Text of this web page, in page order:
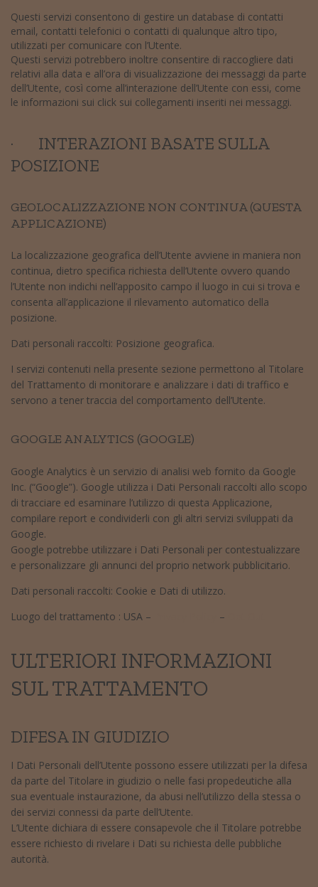
Questi servizi consentono di gestire un database di contatti
email, contatti telefonici o contatti di qualunque altro tipo,
utilizzati per comunicare con l’Utente.
Questi servizi potrebbero inoltre consentire di raccogliere dati
relativi alla data e all’ora di visualizzazione dei messaggi da parte
dell’Utente, così come all’interazione dell’Utente con essi, come
le informazioni sui click sui collegamenti inseriti nei messaggi.
· INTERAZIONI BASATE SULLA
POSIZIONE
GEOLOCALIZZAZIONE NON CONTINUA (QUESTA
APPLICAZIONE)
La localizzazione geografica dell’Utente avviene in maniera non
continua, dietro specifica richiesta dell’Utente ovvero quando
l’Utente non indichi nell’apposito campo il luogo in cui si trova e
consenta all’applicazione il rilevamento automatico della
posizione.
Dati personali raccolti: Posizione geografica.
I servizi contenuti nella presente sezione permettono al Titolare
del Trattamento di monitorare e analizzare i dati di traffico e
servono a tener traccia del comportamento dell’Utente.
GOOGLE ANALYTICS (GOOGLE)
Google Analytics è un servizio di analisi web fornito da Google
Inc. (“Google”). Google utilizza i Dati Personali raccolti allo scopo
di tracciare ed esaminare l’utilizzo di questa Applicazione,
compilare report e condividerli con gli altri servizi sviluppati da
Google.
Google potrebbe utilizzare i Dati Personali per contestualizzare
e personalizzare gli annunci del proprio network pubblicitario.
Dati personali raccolti: Cookie e Dati di utilizzo.
Luogo del trattamento : USA –
–
ULTERIORI INFORMAZIONI
SUL TRATTAMENTO
DIFESA IN GIUDIZIO
I Dati Personali dell’Utente possono essere utilizzati per la difesa
da parte del Titolare in giudizio o nelle fasi propedeutiche alla
sua eventuale instaurazione, da abusi nell’utilizzo della stessa o
dei servizi connessi da parte dell’Utente.
L’Utente dichiara di essere consapevole che il Titolare potrebbe
essere richiesto di rivelare i Dati su richiesta delle pubbliche
autorità.